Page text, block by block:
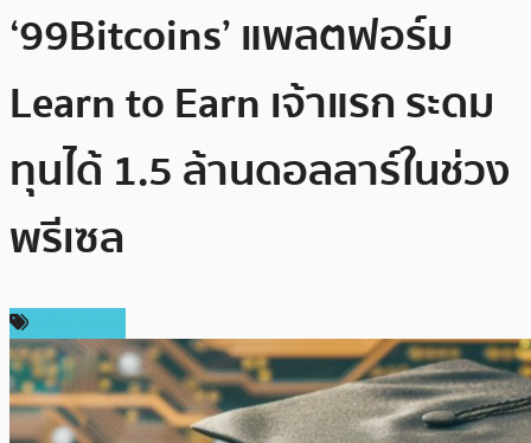
‘99Bitcoins’ แพลตฟอร์ม
Learn to Earn เจ้าแรก ระดม
ทุนได้ 1.5 ล้านดอลลาร์ในช่วง
พรีเซล